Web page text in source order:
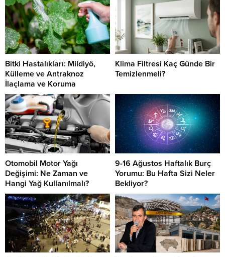
Bitki Hastalıkları: Mildiyö,
Külleme ve Antraknoz
İlaçlama ve Koruma
Klima Filtresi Kaç Günde Bir
Temizlenmeli?
Otomobil Motor Yağı
Değişimi: Ne Zaman ve
Hangi Yağ Kullanılmalı?
9-16 Ağustos Haftalık Burç
Yorumu: Bu Hafta Sizi Neler
Bekliyor?